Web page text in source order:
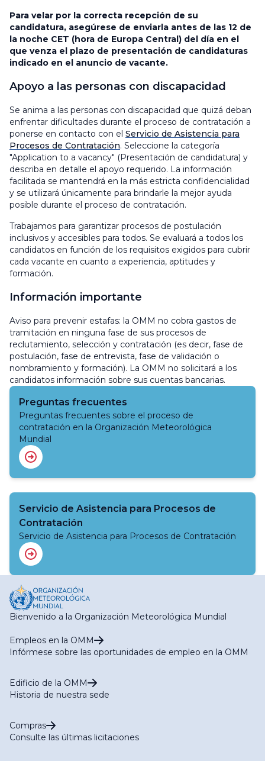
Para velar por la correcta recepción de su
candidatura, asegúrese de enviarla antes de las 12 de
la noche CET (hora de Europa Central) del día en el
que venza el plazo de presentación de candidaturas
indicado en el anuncio de vacante.
Apoyo a las personas con discapacidad
Se anima a las personas con discapacidad que quizá deban
enfrentar dificultades durante el proceso de contratación a
ponerse en contacto con el Servicio de Asistencia para
Procesos de Contratación. Seleccione la categoría
"Application to a vacancy" (Presentación de candidatura) y
describa en detalle el apoyo requerido. La información
facilitada se mantendrá en la más estricta confidencialidad
y se utilizará únicamente para brindarle la mejor ayuda
posible durante el proceso de contratación.
Trabajamos para garantizar procesos de postulación
inclusivos y accesibles para todos. Se evaluará a todos los
candidatos en función de los requisitos exigidos para cubrir
cada vacante en cuanto a experiencia, aptitudes y
formación.
Información importante
Aviso para prevenir estafas: la OMM no cobra gastos de
tramitación en ninguna fase de sus procesos de
reclutamiento, selección y contratación (es decir, fase de
postulación, fase de entrevista, fase de validación o
nombramiento y formación). La OMM no solicitará a los
candidatos información sobre sus cuentas bancarias.
Preguntas frecuentes
Preguntas frecuentes sobre el proceso de
contratación en la Organización Meteorológica
Mundial
Servicio de Asistencia para Procesos de
Contratación
Servicio de Asistencia para Procesos de Contratación
Bienvenido a la Organización Meteorológica Mundial
Empleos en la OMM
Infórmese sobre las oportunidades de empleo en la OMM
Edificio de la OMM
Historia de nuestra sede
Compras
Consulte las últimas licitaciones